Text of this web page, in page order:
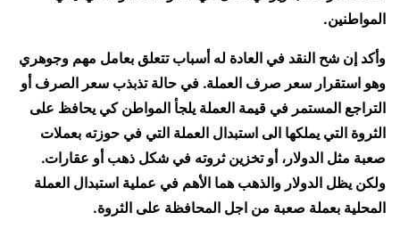
المواطنين.
وأكد إن شح النقد في العادة له أسباب تتعلق بعامل مهم وجوهري
وهو استقرار سعر صرف العملة. في حالة تذبذب سعر الصرف أو
التراجع المستمر في قيمة العملة يلجأ المواطن كي يحافظ على
الثروة التي يملكها الى استبدال العملة التي في حوزته بعملات
صعبة مثل الدولار، أو تخزين ثروته في شكل ذهب أو عقارات.
ولكن يظل الدولار والذهب هما الأهم في عملية استبدال العملة
المحلية بعملة صعبة من اجل المحافظة على الثروة.